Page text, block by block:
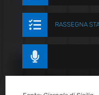
 RASSEGNA
